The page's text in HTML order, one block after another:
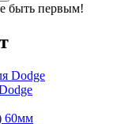
быть первым!